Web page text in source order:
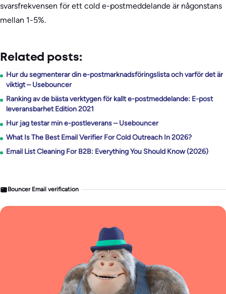
svarsfrekvensen för ett cold e-postmeddelande är någonstans
mellan 1-5%.
Related posts:
Hur du segmenterar din e-postmarknadsföringslista och varför det är
viktigt – Usebouncer
Ranking av de bästa verktygen för kallt e-postmeddelande: E-post
leveransbarhet Edition 2021
Hur jag testar min e-postleverans – Usebouncer
What Is The Best Email Verifier For Cold Outreach In 2026?
Email List Cleaning For B2B: Everything You Should Know (2026)
Bouncer Email verification